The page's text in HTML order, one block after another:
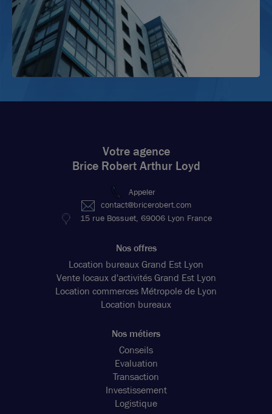
Votre agence
Brice Robert Arthur Loyd
Appeler
contact@bricerobert.com
15 rue Bossuet, 69006 Lyon France
Nos offres
Location bureaux Grand Est Lyon
Vente locaux d'activités Grand Est Lyon
Location commerces Métropole de Lyon
Location bureaux
Nos métiers
Conseils
Evaluation
Transaction
Investissement
Logistique